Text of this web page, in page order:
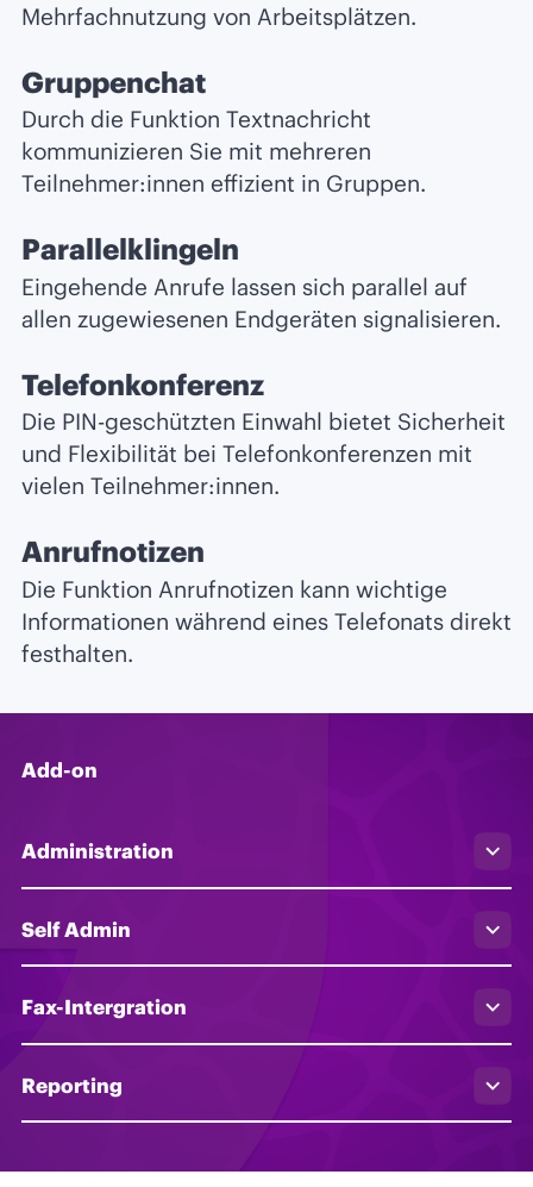
Mehrfachnutzung von Arbeitsplätzen.
Gruppenchat
Durch die Funktion Textnachricht
kommunizieren Sie mit mehreren
Teilnehmer:innen effizient in Gruppen.
Parallelklingeln
Eingehende Anrufe lassen sich parallel auf
allen zugewiesenen Endgeräten signalisieren.
Telefonkonferenz
Die PIN-geschützten Einwahl bietet Sicherheit
und Flexibilität bei Telefonkonferenzen mit
vielen Teilnehmer:innen.
Anrufnotizen
Die Funktion Anrufnotizen kann wichtige
Informationen während eines Telefonats direkt
festhalten.
Add-on
Administration
Self Admin
Fax-Intergration
Reporting